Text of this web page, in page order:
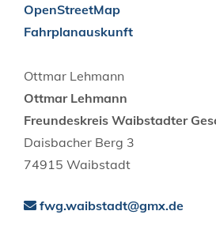
OpenStreetMap
Fahrplanauskunft
Ottmar Lehmann
Ottmar Lehmann
Freundeskreis Waibstadter
Daisbacher Berg 3
74915 Waibstadt
fwg.waibstadt@gmx.de